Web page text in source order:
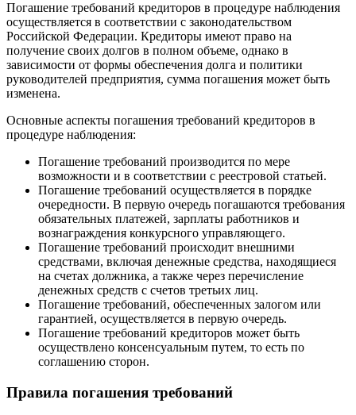
Погашение требований кредиторов в процедуре наблюдения
осуществляется в соответствии с законодательством
Российской Федерации. Кредиторы имеют право на
получение своих долгов в полном объеме, однако в
зависимости от формы обеспечения долга и политики
руководителей предприятия, сумма погашения может быть
изменена.
Основные аспекты погашения требований кредиторов в
процедуре наблюдения:
Погашение требований производится по мере
возможности и в соответствии с реестровой статьей.
Погашение требований осуществляется в порядке
очередности. В первую очередь погашаются требования
обязательных платежей, зарплаты работников и
вознаграждения конкурсного управляющего.
Погашение требований происходит внешними
средствами, включая денежные средства, находящиеся
на счетах должника, а также через перечисление
денежных средств с счетов третьих лиц.
Погашение требований, обеспеченных залогом или
гарантией, осуществляется в первую очередь.
Погашение требований кредиторов может быть
осуществлено консенсуальным путем, то есть по
соглашению сторон.
Правила погашения требований